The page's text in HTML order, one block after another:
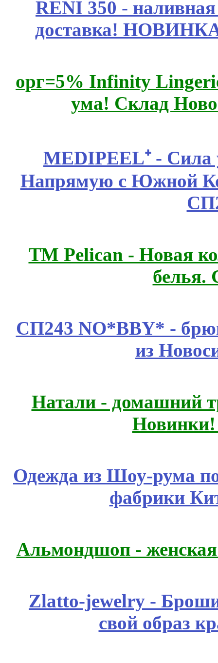
RENI 350 -
доставка!
орг=5% Infinity
ума! Склад
MEDIPEEL⁺ - Сила
Напрямую с Южной
ТМ Pelican - Новая
белья.
СП243 NO*BBY* -
из
Натали - домашний
Одежда из Шоу-рума
фабрики
Альмондшоп -
Zlatto-jewelry -
свой образ